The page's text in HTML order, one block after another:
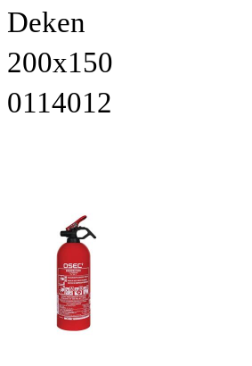
Deken
200x150
0114012